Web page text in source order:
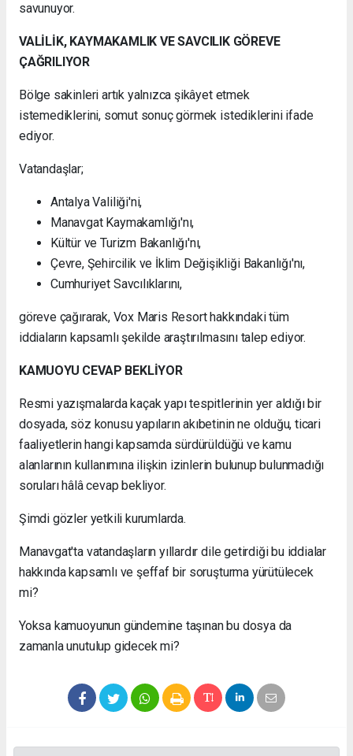
savunuyor.
VALİLİK, KAYMAKAMLIK VE SAVCILIK GÖREVE
ÇAĞRILIYOR
Bölge sakinleri artık yalnızca şikâyet etmek
istemediklerini, somut sonuç görmek istediklerini ifade
ediyor.
Vatandaşlar;
Antalya Valiliği'ni,
Manavgat Kaymakamlığı'nı,
Kültür ve Turizm Bakanlığı'nı,
Çevre, Şehircilik ve İklim Değişikliği Bakanlığı'nı,
Cumhuriyet Savcılıklarını,
göreve çağırarak, Vox Maris Resort hakkındaki tüm
iddiaların kapsamlı şekilde araştırılmasını talep ediyor.
KAMUOYU CEVAP BEKLİYOR
Resmi yazışmalarda kaçak yapı tespitlerinin yer aldığı bir
dosyada, söz konusu yapıların akıbetinin ne olduğu, ticari
faaliyetlerin hangi kapsamda sürdürüldüğü ve kamu
alanlarının kullanımına ilişkin izinlerin bulunup bulunmadığı
soruları hâlâ cevap bekliyor.
Şimdi gözler yetkili kurumlarda.
Manavgat'ta vatandaşların yıllardır dile getirdiği bu iddialar
hakkında kapsamlı ve şeffaf bir soruşturma yürütülecek
mi?
Yoksa kamuoyunun gündemine taşınan bu dosya da
zamanla unutulup gidecek mi?